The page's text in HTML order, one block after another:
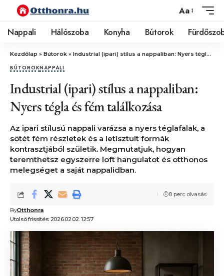
Aa
Nappali Hálószoba Konyha Bútorok
Kezdőlap » Bútorok » Industrial (ipari) stílus a nappaliban: Nyers tégla és fém találkozása
BÚTOROKNAPPALI
Industrial (ipari) stílus a nappaliban:
Nyers tégla és fém találkozása
Az ipari stílusú nappali varázsa a nyers téglafalak, a
sötét fém részletek és a letisztult formák
kontrasztjából születik. Megmutatjuk, hogyan
teremthetsz egyszerre loft hangulatot és otthonos
melegséget a saját nappalidban.
Utolsó frissítés: 2026.02.02. 12:57
ByOtthonra
8 perc olvasás